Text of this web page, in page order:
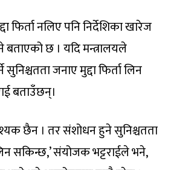
फिर्ता नलिए पनि निर्देशिका खारेज
छ । यदि मन्त्रालयले
जनाए मुद्दा फिर्ता लिन
बताउँछन्।
छैन । तर संशोधन हुने सुनिश्चतता
सकिन्छ,’ संयोजक भट्टराईले भने,